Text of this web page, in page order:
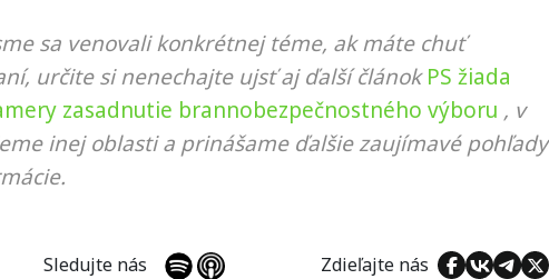
sa venovali konkrétnej téme, ak máte chuť
určite si nenechajte ujsť aj ďalší článok PS žiada
zasadnutie brannobezpečnostného výboru , v
inej oblasti a prinášame ďalšie zaujímavé pohľady
Sledujte nás Zdieľajte nás